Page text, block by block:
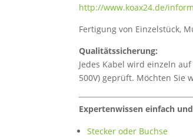
http://www.koax24.de/
Fertigung von Einzelstück,
Qualitätssicherung:
Jedes Kabel wird einzeln
500V) geprüft. Möchten Sie
Expertenwissen einfach
Stecker oder Buchse